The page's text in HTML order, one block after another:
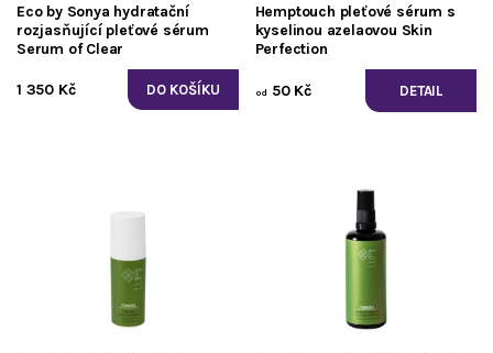
Eco by Sonya hydratační
rozjasňující pleťové sérum
Serum of Clear
1 350 Kč
Hemptouch pleťové sérum s
kyselinou azelaovou Skin
Perfection
od 50 Kč DETAIL